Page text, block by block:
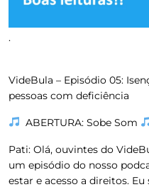
.
VideBula – Episódio 05:
pessoas com deficiência
ABERTURA: Sobe Som
Pati: Olá, ouvintes do
um episódio do nosso
estar e acesso a direitos. Eu